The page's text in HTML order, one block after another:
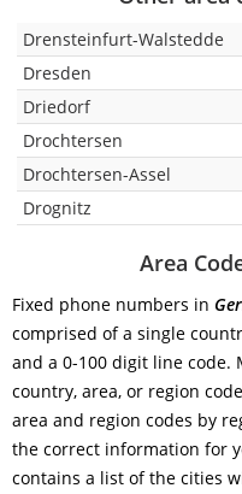
Drensteinfurt-Walstedde
Dresden
Driedorf
Drochtersen
Drochtersen-Assel
Drognitz
Area
Fixed phone numbers in
comprised of a single
and a 0-100 digit line code.
country, area, or region
area and region codes by
the correct information for
contains a list of the cities